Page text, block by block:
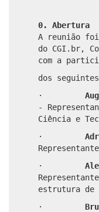
0. Abertura
A reunião
do CGI.br,
com a
dos seguintes
·
-
Ciência e
·
·
estrutura de
·